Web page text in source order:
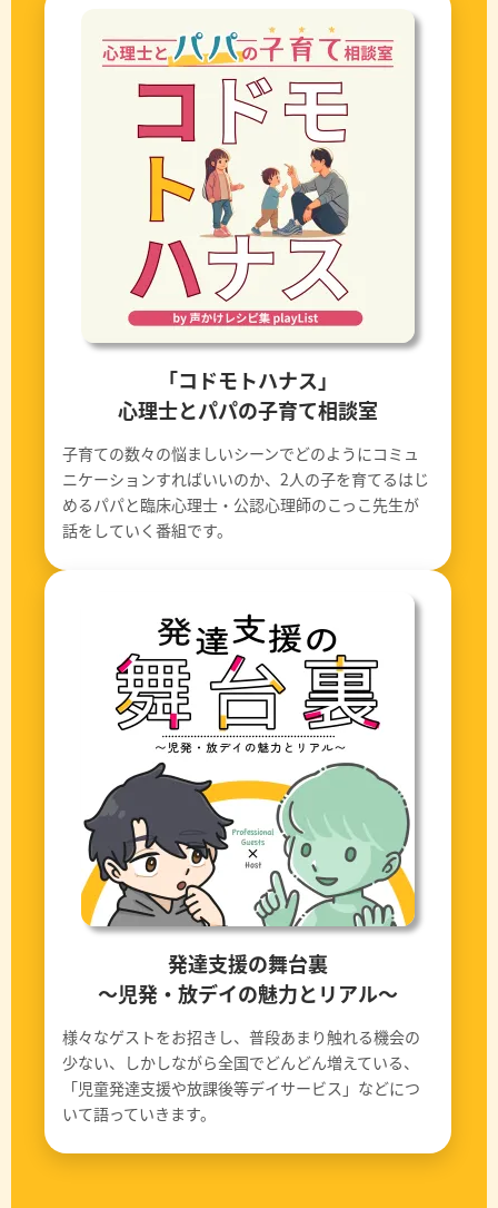
「コドモトハナス」
心理士とパパの子育て相談室
子育ての数々の悩ましいシーンでどのようにコミュ
ニケーションすればいいのか、2人の子を育てるはじ
めるパパと臨床心理士・公認心理師のこっこ先生が
話をしていく番組です。
発達支援の舞台裏
〜児発・放デイの魅力とリアル〜
様々なゲストをお招きし、普段あまり触れる機会の
少ない、しかしながら全国でどんどん増えている、
「児童発達支援や放課後等デイサービス」などにつ
いて語っていきます。